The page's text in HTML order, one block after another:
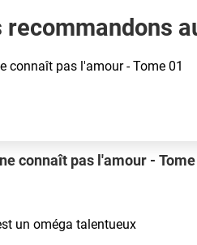
recommandons
connaît pas l'amour - Tome